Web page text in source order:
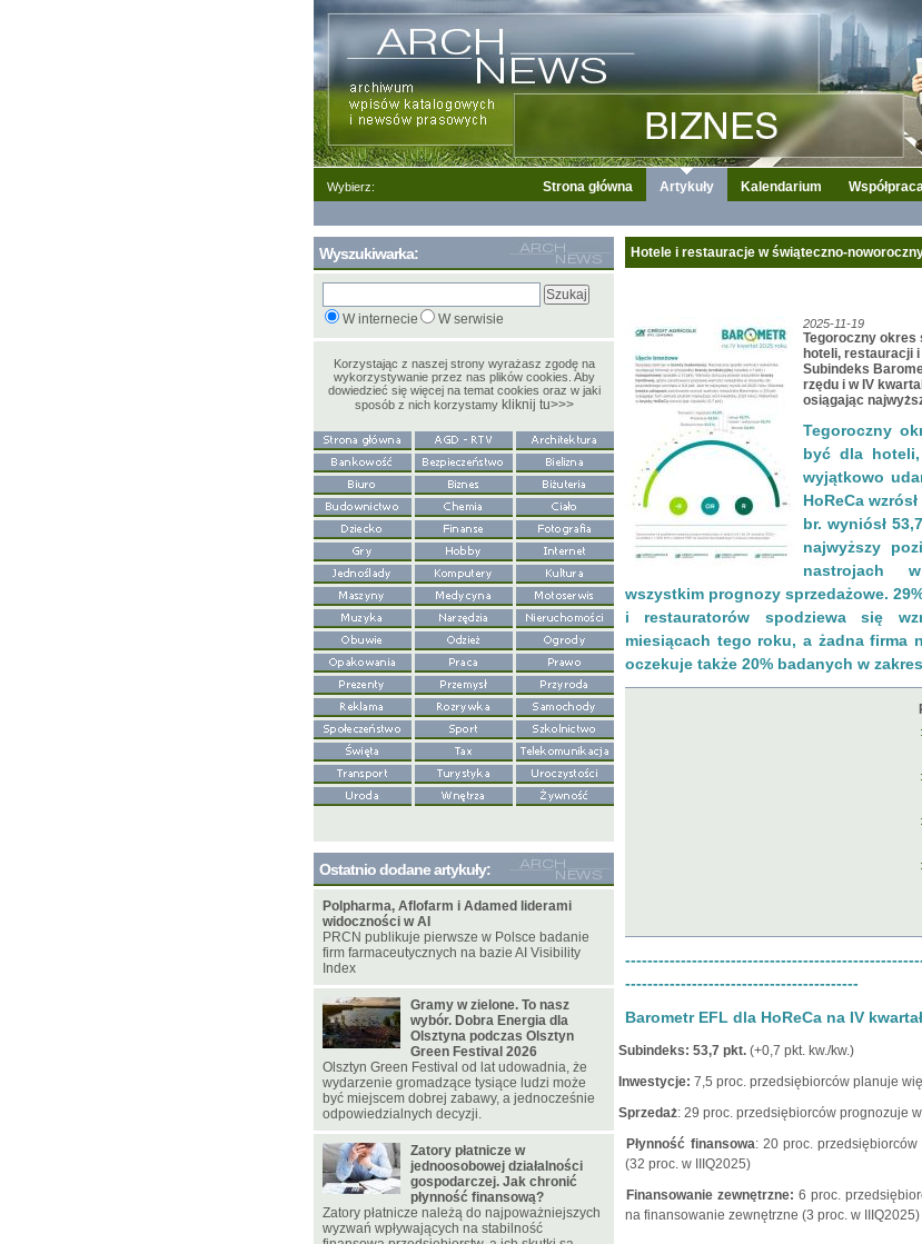
Wybierz: Strona główna Artykuły Kalendarium
Hotele i restauracje w świąteczno-
2025-11-19
Tegoroczny okres
hoteli, restauracji
Subindeks
rzędu i w IV
osiągając
Tegoroczny
być dla
wyjątkowo
HoReCa
br. wyniósł
najwyższy
nastrojach
wszystkim prognozy sprzedażowe.
i restauratorów spodziewa się
miesiącach tego roku, a żadna firma
oczekuje także 20% badanych w
------------------------------------------
Barometr EFL dla HoReCa na IV
Subindeks: 53,7 pkt. (+0,7 pkt. kw./kw.)
Inwestycje: 7,5 proc. przedsiębiorców planuje
Sprzedaż: 29 proc. przedsiębiorców prognozuje
Płynność finansowa: 20 proc. przedsiębiorców
(32 proc. w IIIQ2025)
Finansowanie zewnętrzne: 6 proc.
na finansowanie zewnętrzne (3 proc. w IIIQ2025)
Wyszukiwarka:
W internecie W serwisie
Korzystając z naszej strony wyrażasz zgodę na
wykorzystywanie przez nas plików cookies. Aby
dowiedzieć się więcej na temat cookies oraz w jaki
sposób z nich korzystamy kliknij tu>>>
Ostatnio dodane artykuły:
Polpharma, Aflofarm i Adamed liderami
widoczności w AI
PRCN publikuje pierwsze w Polsce badanie
firm farmaceutycznych na bazie AI Visibility
Index
Gramy w zielone. To nasz
wybór. Dobra Energia dla
Olsztyna podczas Olsztyn
Green Festival 2026
Olsztyn Green Festival od lat udowadnia, że
wydarzenie gromadzące tysiące ludzi może
być miejscem dobrej zabawy, a jednocześnie
odpowiedzialnych decyzji.
Zatory płatnicze w
jednoosobowej działalności
gospodarczej. Jak chronić
płynność finansową?
Zatory płatnicze należą do najpoważniejszych
wyzwań wpływających na stabilność